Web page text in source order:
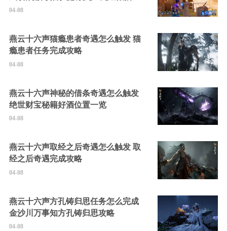
的隐藏角色
04-08
燕云十六声猫瘾患者奇遇怎么触发 猫
瘾患者任务完成攻略
04-08
燕云十六声神秘的借条奇遇怎么触发
绝世财宝秘籍好酒位置一览
04-08
燕云十六声取经之后奇遇怎么触发 取
经之后奇遇完成攻略
04-08
燕云十六声方孔铸归思任务怎么完成
金沙川万事知方孔铸归思攻略
04-08